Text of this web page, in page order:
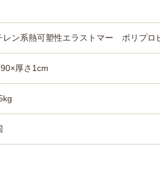
レン系熱可塑性エラストマー ポリプロ
厚さ1cm